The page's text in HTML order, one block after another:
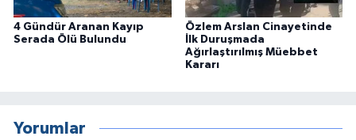
4 Gündür Aranan Kayıp
Serada Ölü Bulundu
Özlem Arslan Cinayetinde
İlk Duruşmada
Ağırlaştırılmış Müebbet
Kararı
Yorumlar